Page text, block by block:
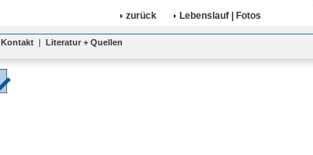
zurück
Lebenslauf | Fotos
Kontakt | Literatur + Quellen